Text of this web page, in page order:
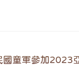
國童軍參加2023